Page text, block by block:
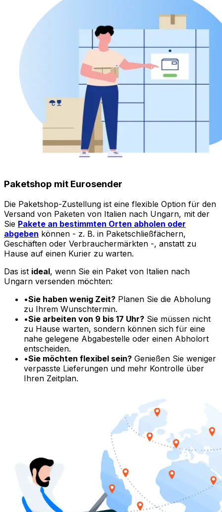
Die Paketshop-Zustellung ist eine flexible Option für den
Versand von Paketen von Italien nach Ungarn, mit der
Pakete an bestimmten Orten abholen oder
abgeben
können - z. B. in Paketschließfächern,
Geschäften oder Verbrauchermärkten -, anstatt zu
Hause auf einen Kurier zu warten.
, wenn Sie ein Paket von Italien nach
Ungarn versenden möchten:
• Sie haben wenig Zeit?
Planen Sie die Abholung
zu Ihrem Wunschtermin.
Sie arbeiten von 9 bis 17 Uhr?Sie müssen nicht
zu Hause warten, sondern können sich für eine
nahe gelegene Abgabestelle oder einen Abholort
entscheiden.
Sie möchten flexibel sein?
Ihren Zeitplan.
BLEIBEN SIE AUD DEM LAUFENDEN - JEDER
Wo ist mein Paket? Verfolgen Sie Ihre
Versand von Italien nach Ungarn? Eurosender hält Sie
über jeden Schritt auf dem Laufenden. Sobald Ihr Paket
abgeholt wurde, senden wir Ihnen per E-Mail eine
Sendungsverfolgungsnummer
zu, damit Sie den
Versandstatus in Echtzeit verfolgen können.